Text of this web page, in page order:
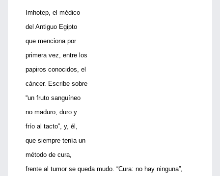
Imhotep, el médico
del Antiguo Egipto
que menciona por
primera vez, entre los
papiros conocidos, el
cáncer. Escribe sobre
“un fruto sanguíneo
no maduro, duro y
frío al tacto”, y, él,
que siempre tenía un
método de cura,
frente al tumor se queda mudo. “Cura: no hay ninguna”,